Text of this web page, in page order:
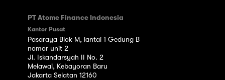
PT Atome Finance Indonesia
Kantor Pusat
Pasaraya Blok M, lantai 1 Gedung B
nomor unit 2
Jl. Iskandarsyah II No. 2
Melawai, Kebayoran Baru
Jakarta Selatan 12160